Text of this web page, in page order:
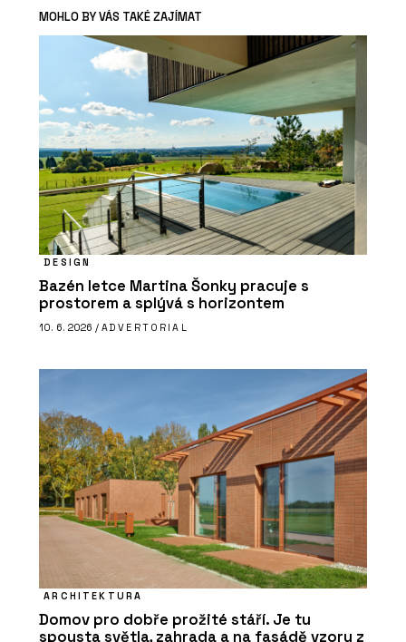
MOHLO BY VÁS TAKÉ ZAJÍMAT
DESIGN
Bazén letce Martina Šonky pracuje s
prostorem a splývá s horizontem
10. 6. 2026 / ADVERTORIAL
ARCHITEKTURA
Domov pro dobře prožité stáří. Je tu
spousta světla, zahrada a na fasádě vzory z